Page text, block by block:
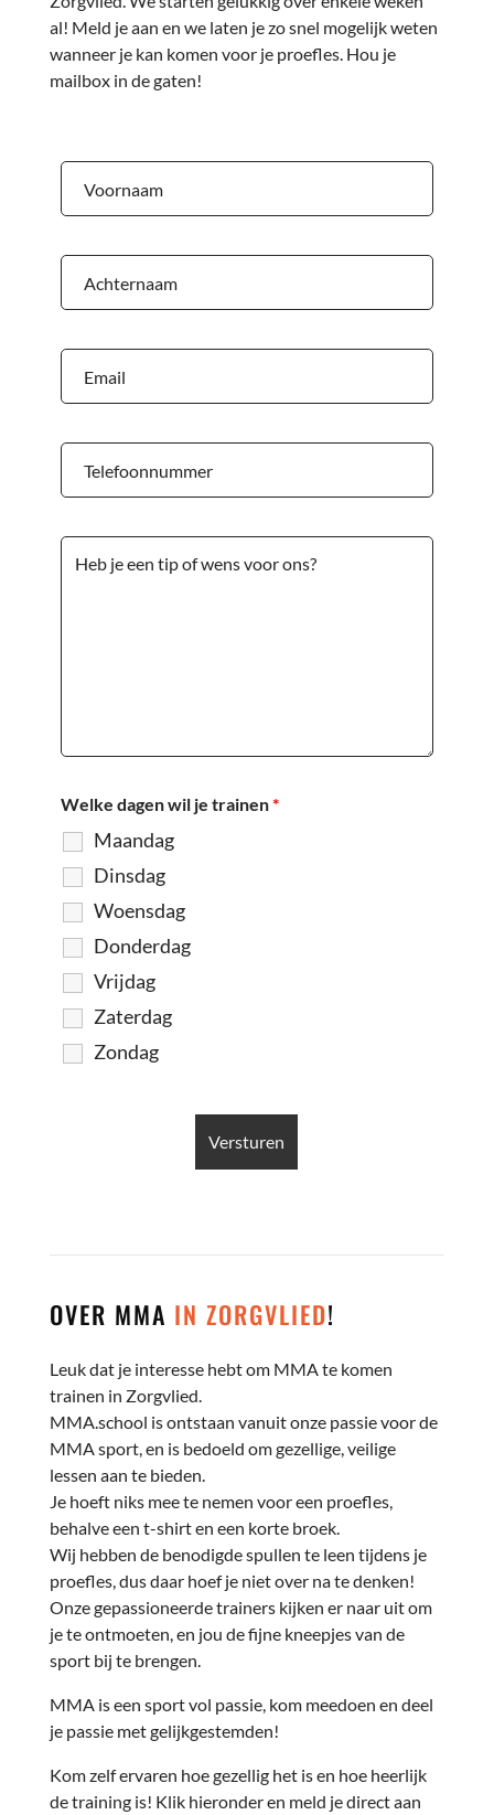
al! Meld je aan en we laten je zo snel mogelijk weten
wanneer je kan komen voor je proefles. Hou je
mailbox in de gaten!
Welke dagen wil je trainen*
Maandag
Dinsdag
Woensdag
Donderdag
Vrijdag
Zaterdag
Zondag
OVER MMA IN ZORGVLIED!
Leuk dat je interesse hebt om MMA te komen
trainen in Zorgvlied.
MMA.school is ontstaan vanuit onze passie voor de
MMA sport, en is bedoeld om gezellige, veilige
lessen aan te bieden.
Je hoeft niks mee te nemen voor een proefles,
behalve een t-shirt en een korte broek.
Wij hebben de benodigde spullen te leen tijdens je
proefles, dus daar hoef je niet over na te denken!
Onze gepassioneerde trainers kijken er naar uit om
je te ontmoeten, en jou de fijne kneepjes van de
sport bij te brengen.
MMA is een sport vol passie, kom meedoen en deel
je passie met gelijkgestemden!
Kom zelf ervaren hoe gezellig het is en hoe heerlijk
de training is! Klik hieronder en meld je direct aan